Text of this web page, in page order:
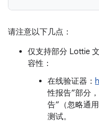
请注意以下几点：
仅支持部分 Lottie
容性：
在线验证器：
性报告”部分
告”（忽略通
测试。